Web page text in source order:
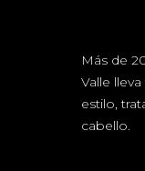
Más de
Valle
estilo,
cabello.